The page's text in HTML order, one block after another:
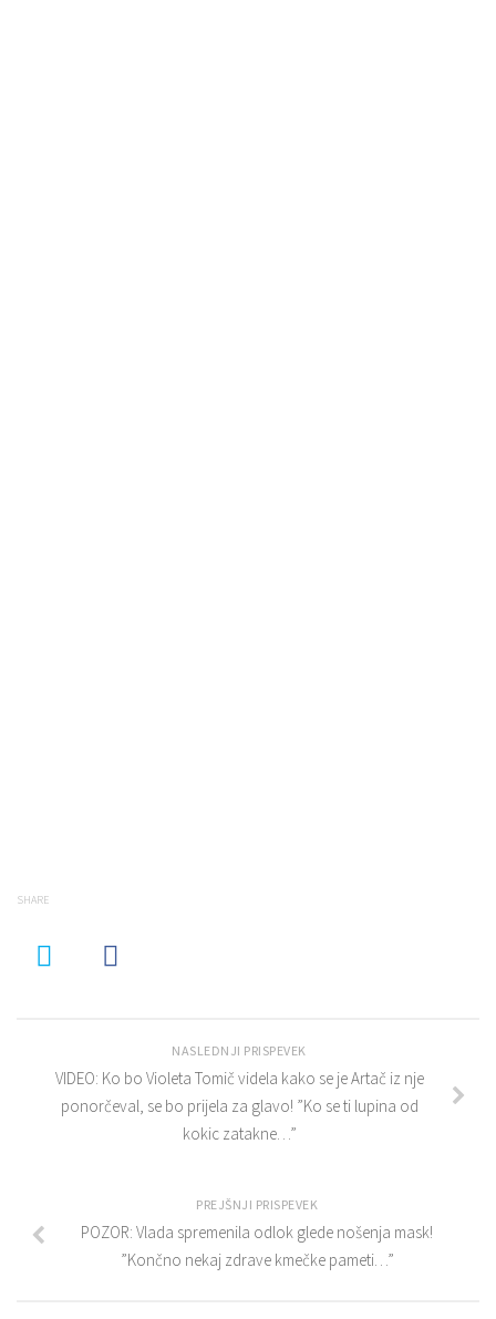
SHARE
NASLEDNJI PRISPEVEK
VIDEO: Ko bo Violeta Tomič videla kako se je Artač iz nje
ponorčeval, se bo prijela za glavo! ”Ko se ti lupina od
kokic zatakne…”
PREJŠNJI PRISPEVEK
POZOR: Vlada spremenila odlok glede nošenja mask!
”Končno nekaj zdrave kmečke pameti…”